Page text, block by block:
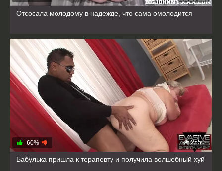
Отсосала молодому в надежде, что сама омолодится
2550
60%
Бабулька пришла к терапевту и получила волшебный хуй